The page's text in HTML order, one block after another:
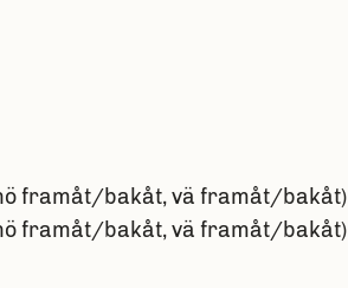
framåt/bakåt, vä framåt/bakåt)
framåt/bakåt, vä framåt/bakåt)